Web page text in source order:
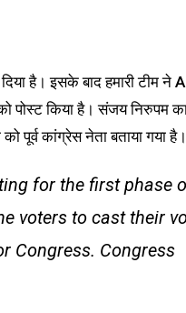
है। इसके बाद हमारी टीम ने
पोस्ट किया है। संजय निरुपम
कांग्रेस नेता बताया गया है।
for the first phase
voters to cast their
Congress. Congress